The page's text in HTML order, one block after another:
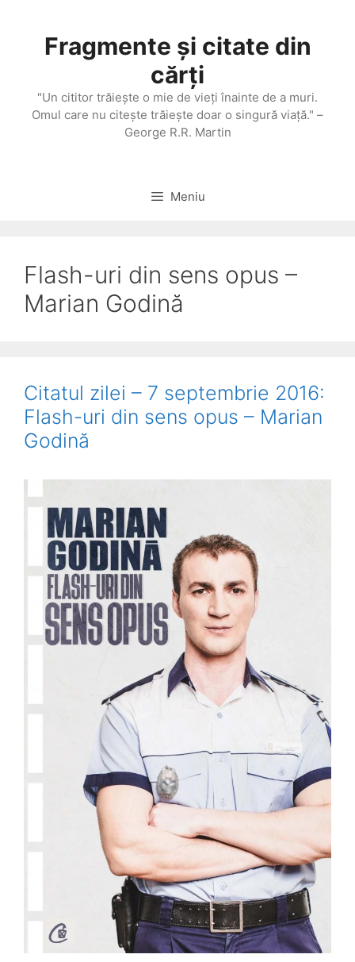
conținutFragmente și citate din
cărți
"Un cititor trăieşte o mie de vieţi înainte de a muri.
Omul care nu citeşte trăieşte doar o singură viaţă." –
George R.R. Martin
Meniu
Flash-uri din sens opus –
Marian Godină
Citatul zilei – 7 septembrie 2016:
Flash-uri din sens opus – Marian
Godină